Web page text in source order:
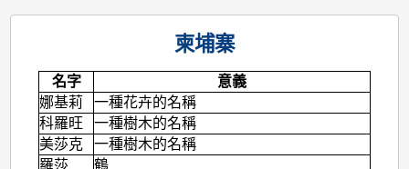
柬埔寨
名字
意義
娜基莉
一種花卉的名稱
科羅旺
一種樹木的名稱
美莎克
一種樹木的名稱
羅莎
鶴